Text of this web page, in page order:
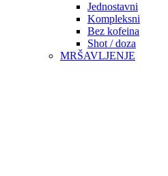
Jednostavni
Kompleksni
Bez kofeina
Shot / doza
MRŠAVLJENJE